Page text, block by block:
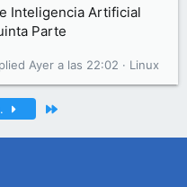
Inteligencia Artificial
Parte
Linux
Ayer a las 22:02